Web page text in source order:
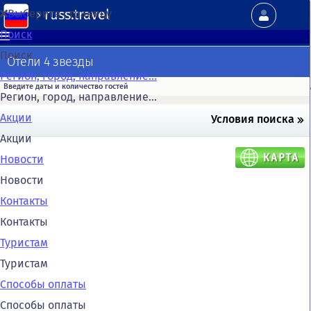
russ.travel
Выберите страницу
Поиск
Поиск
Регион, город, направление...
Регион, город, направление...
Акции
Акции
Новости
Новости
Контакты
Контакты
Туристам
Туристам
Способы оплаты
Способы оплаты
Отели 4 звезды
Условия поиска